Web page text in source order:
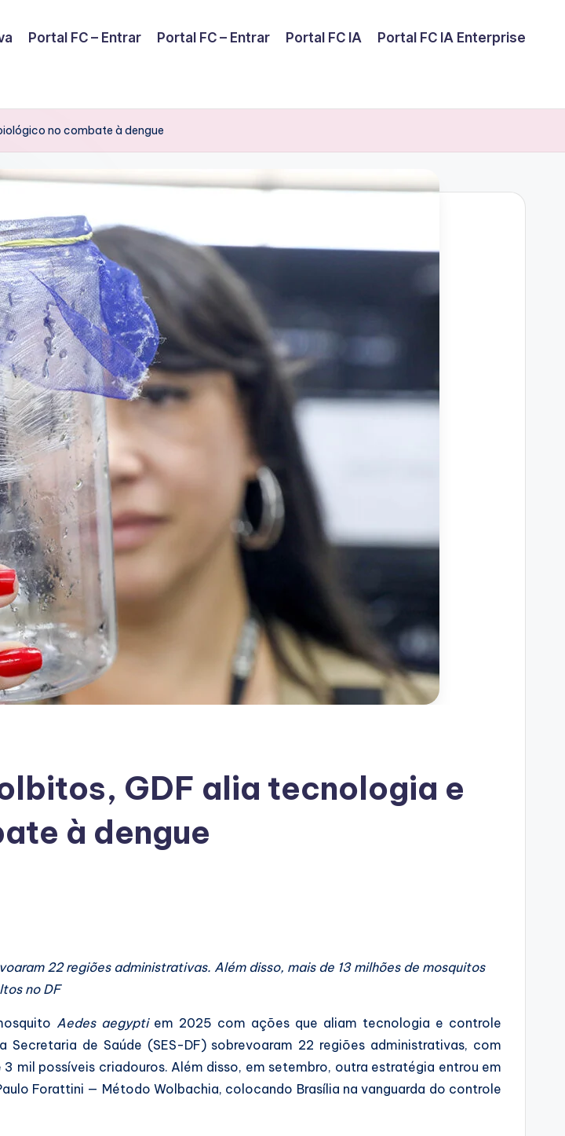
Portal FC – Entrar Portal FC – Entrar Portal FC IA Portal FC IA Enterprise
no combate à dengue
GDF alia tecnologia e
à dengue
22 regiões administrativas. Além disso, mais de 13 milhões de mosquitos
no DF
Aedes aegyptiem 2025 com ações que aliam tecnologia e controle
de Saúde (SES-DF) sobrevoaram 22 regiões administrativas, com
mil possíveis criadouros. Além disso, em setembro, outra estratégia entrou em
Forattini — Método Wolbachia, colocando Brasília na vanguarda do controle